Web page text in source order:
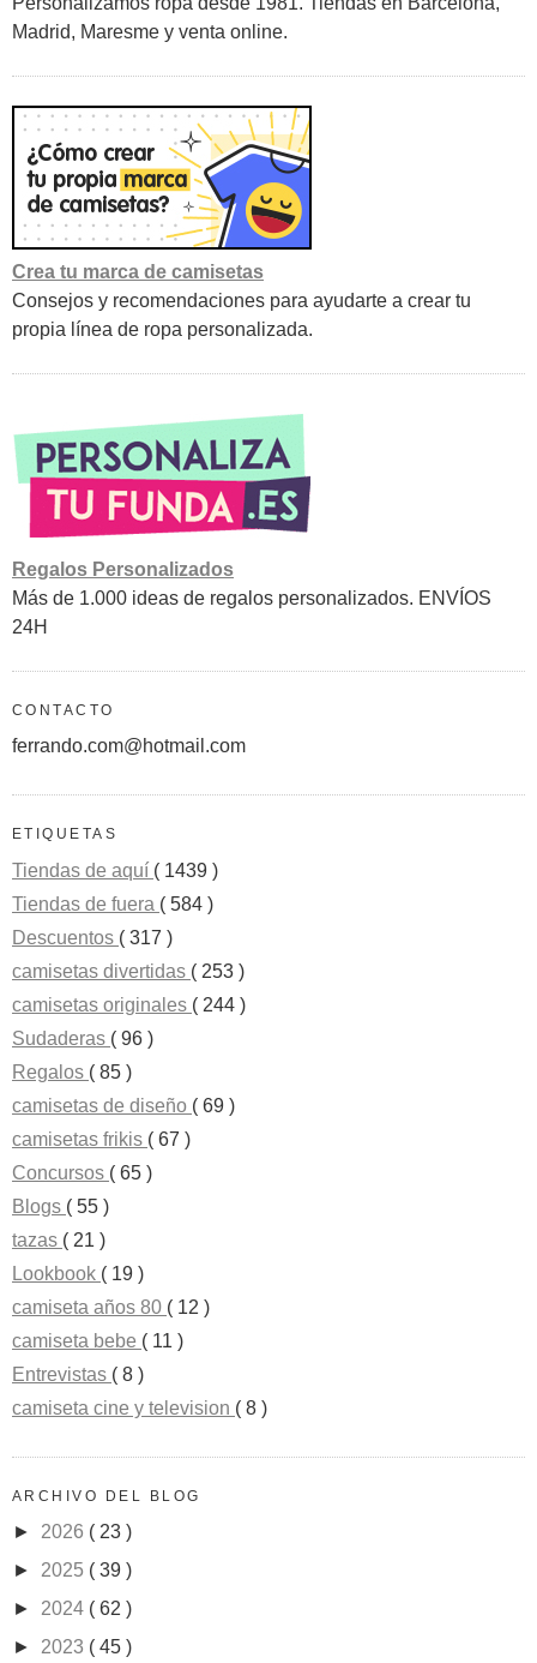
Madrid, Maresme y venta online.
Crea tu marca de camisetas
Consejos y recomendaciones para ayudarte a crear tu
propia línea de ropa personalizada.
Regalos Personalizados
Más de 1.000 ideas de regalos personalizados. ENVÍOS
24H
CONTACTO
ferrando.com@hotmail.com
ETIQUETAS
Tiendas de aquí ( 1439 )
Tiendas de fuera ( 584 )
Descuentos ( 317 )
camisetas divertidas ( 253 )
camisetas originales ( 244 )
Sudaderas ( 96 )
Regalos ( 85 )
camisetas de diseño ( 69 )
camisetas frikis ( 67 )
Concursos ( 65 )
Blogs ( 55 )
tazas ( 21 )
Lookbook ( 19 )
camiseta años 80 ( 12 )
camiseta bebe ( 11 )
Entrevistas ( 8 )
camiseta cine y television ( 8 )
ARCHIVO DEL BLOG
► 2026 ( 23 )
► 2025 ( 39 )
► 2024 ( 62 )
► 2023 ( 45 )